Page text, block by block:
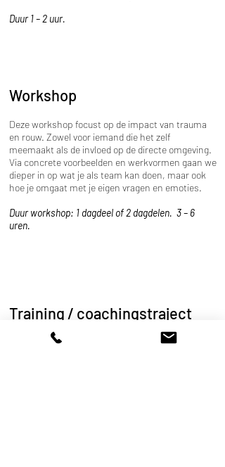
Duur 1 – 2 uur.
Workshop
Deze workshop focust op de impact van trauma
en rouw. Zowel voor iemand die het zelf
meemaakt als de invloed op de directe omgeving.
Via concrete voorbeelden en werkvormen gaan we
dieper in op wat je als team kan doen, maar ook
hoe je omgaat met je eigen vragen en emoties.
Duur workshop: 1 dagdeel of 2 dagdelen. 3 – 6
uren.
Training / coachingstraject
Wanneer een lezing of workshop geen antwoord